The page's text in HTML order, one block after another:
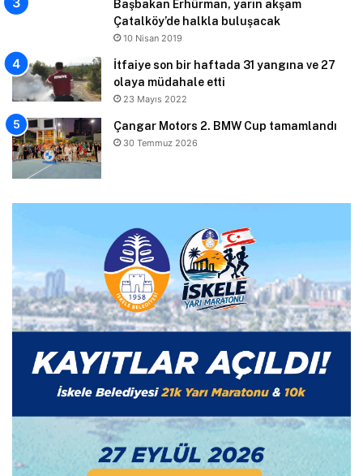
Başbakan Erhürman, yarın akşam
Çatalköy’de halkla buluşacak
10 Nisan 2019
İtfaiye son bir haftada 31 yangına ve 27
olaya müdahale etti
23 Mayıs 2022
Çangar Motors 2. BMW Cup tamamlandı
30 Temmuz 2026